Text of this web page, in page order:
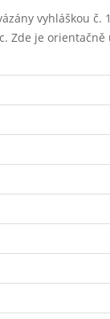
vyhláškou
Zde je